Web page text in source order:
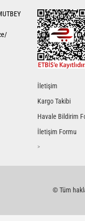
pahalı.
İletişim
Kargo Takibi
Havale Bildirim
İletişim Formu
>
© Tüm